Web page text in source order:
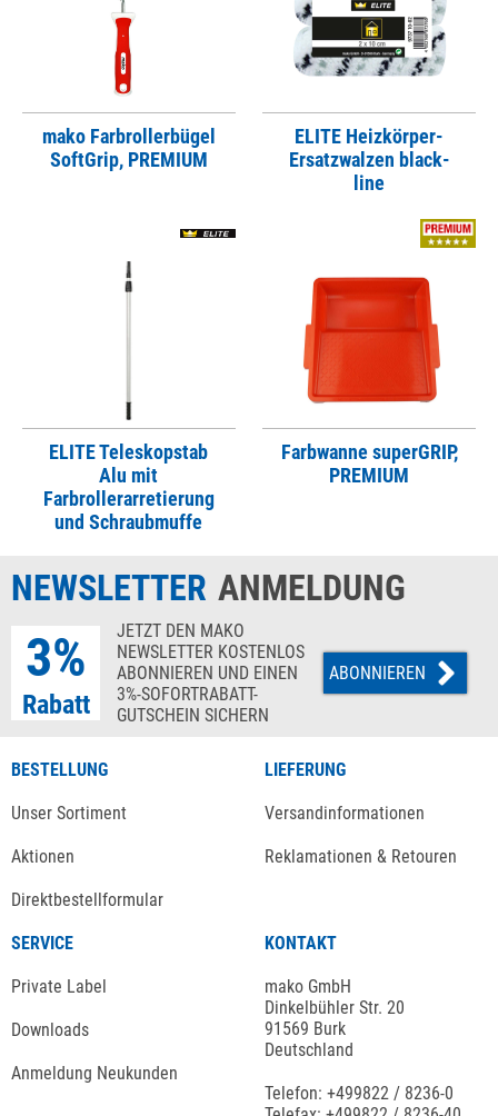
mako Farbrollerbügel
SoftGrip, PREMIUM
ELITE Heizkörper-
Ersatzwalzen black-
line
ELITE Teleskopstab
Alu mit
Farbrollerarretierung
und Schraubmuffe
Farbwanne superGRIP,
PREMIUM
NEWSLETTER ANMELDUNG
3%
Rabatt
JETZT DEN MAKO
NEWSLETTER KOSTENLOS
ABONNIEREN UND EINEN
3%-SOFORTRABATT-
GUTSCHEIN SICHERN
ABONNIEREN
BESTELLUNG
Unser Sortiment
Aktionen
Direktbestellformular
LIEFERUNG
Versandinformationen
Reklamationen & Retouren
SERVICE
Private Label
Downloads
Anmeldung Neukunden
KONTAKT
mako GmbH
Dinkelbühler Str. 20
91569 Burk
Deutschland
Telefon: +499822 / 8236-0